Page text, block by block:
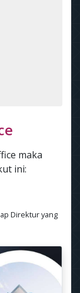
maka
ini:
Direktur yang